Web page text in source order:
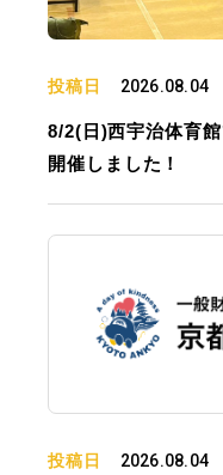
投稿日 2026.08.04
8/2(日)西宇治体育
開催しました！
投稿日 2026.08.04